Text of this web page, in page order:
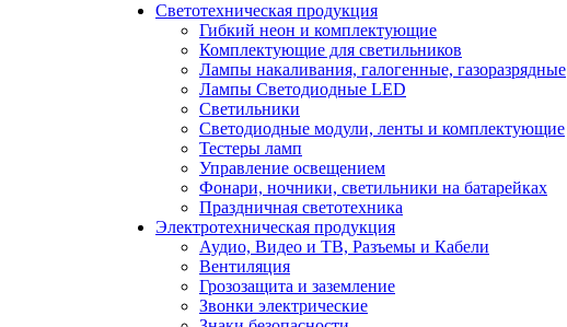
Светотехническая продукция
Гибкий неон и комплектующие
Комплектующие для светильников
Лампы накаливания, галогенные, газоразрядные
Лампы Светодиодные LED
Светильники
Светодиодные модули, ленты и комплектующие
Тестеры ламп
Управление освещением
Фонари, ночники, светильники на батарейках
Праздничная светотехника
Электротехническая продукция
Аудио, Видео и ТВ, Разъемы и Кабели
Вентиляция
Грозозащита и заземление
Звонки электрические